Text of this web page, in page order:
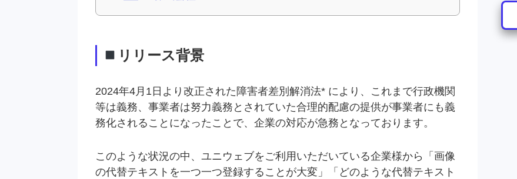
リリース背景
2024年4月1日より改正された障害者差別解消法* により、これまで行政機関
等は義務、事業者は努力義務とされていた合理的配慮の提供が事業者にも義
務化されることになったことで、企業の対応が急務となっております。
このような状況の中、ユニウェブをご利用いただいている企業様から「画像
の代替テキストを一つ一つ登録することが大変」「どのような代替テキスト